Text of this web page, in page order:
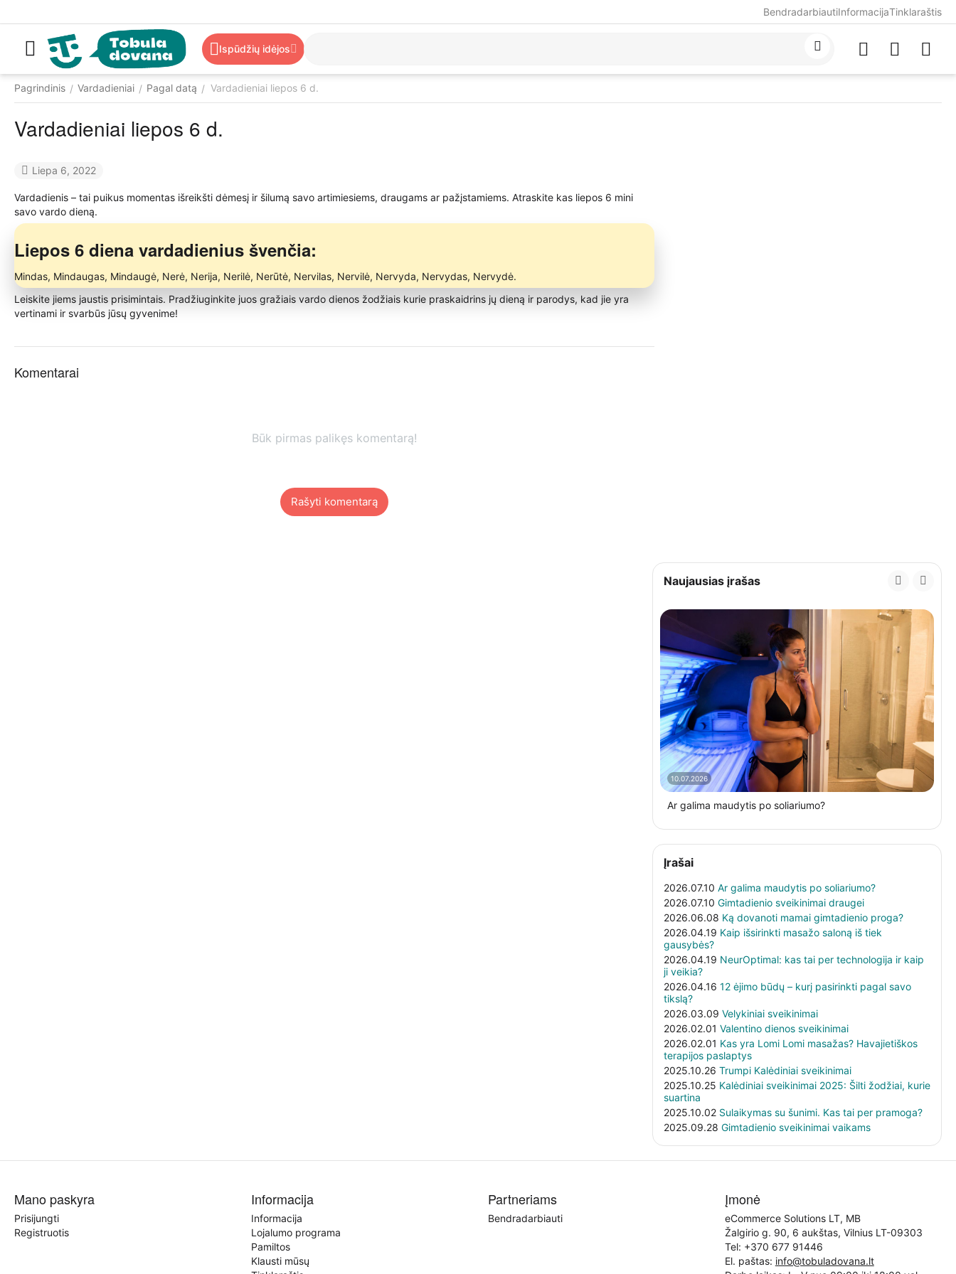
BendradarbiautiInformacijaTinklaraštis
Ispūdžių idėjos
Pagrindinis / Vardadieniai / Pagal datą / Vardadieniai liepos 6 d.
Vardadieniai liepos 6 d.
Liepa 6, 2022
Vardadienis – tai puikus momentas išreikšti dėmesį ir šilumą savo artimiesiems, draugams ar pažįstamiems. Atraskite kas liepos 6 mini
savo vardo dieną.
Liepos 6 diena vardadienius švenčia:
Mindas, Mindaugas, Mindaugė, Nerė, Nerija, Nerilė, Nerūtė, Nervilas, Nervilė, Nervyda, Nervydas, Nervydė.
Leiskite jiems jaustis prisimintais. Pradžiuginkite juos gražiais vardo dienos žodžiais kurie praskaidrins jų dieną ir parodys, kad jie yra
vertinami ir svarbūs jūsų gyvenime!
Komentarai
Būk pirmas palikęs komentarą!
Rašyti komentarą
Naujausias įrašas
10.07.2026
Ar galima maudytis po soliariumo?
Įrašai
2026.07.10 Ar galima maudytis po soliariumo?
2026.07.10 Gimtadienio sveikinimai draugei
2026.06.08 Ką dovanoti mamai gimtadienio proga?
2026.04.19 Kaip išsirinkti masažo saloną iš tiek
gausybės?
2026.04.19 NeurOptimal: kas tai per technologija ir kaip
ji veikia?
2026.04.16 12 ėjimo būdų – kurį pasirinkti pagal savo
tikslą?
2026.03.09 Velykiniai sveikinimai
2026.02.01 Valentino dienos sveikinimai
2026.02.01 Kas yra Lomi Lomi masažas? Havajietiškos
terapijos paslaptys
2025.10.26 Trumpi Kalėdiniai sveikinimai
2025.10.25 Kalėdiniai sveikinimai 2025: Šilti žodžiai, kurie
suartina
2025.10.02 Sulaikymas su šunimi. Kas tai per pramoga?
2025.09.28 Gimtadienio sveikinimai vaikams
Mano paskyra
Prisijungti
Registruotis
Informacija
Informacija
Lojalumo programa
Pamiltos
Klausti mūsų
Partneriams
Bendradarbiauti
Įmonė
eCommerce Solutions LT, MB
Žalgirio g. 90, 6 aukštas, Vilnius LT-09303
Tel: +370 677 91446
El. paštas: info@tobuladovana.lt